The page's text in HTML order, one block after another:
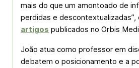
mais do que um amontoado de
perdidas e descontextualizadas”,
artigos publicados no Orbis
João atua como professor em
debatem o posicionamento e a